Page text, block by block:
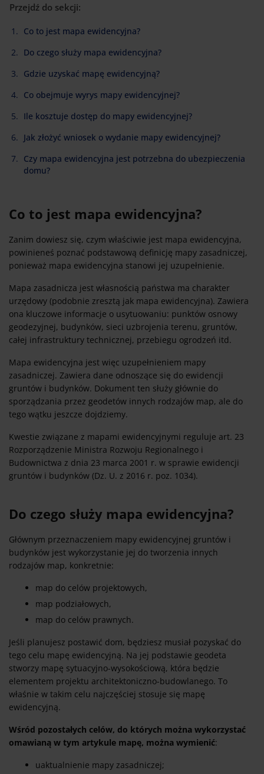
Przejdź do sekcji:
Co to jest mapa ewidencyjna?
Do czego służy mapa ewidencyjna?
Gdzie uzyskać mapę ewidencyjną?
Co obejmuje wyrys mapy ewidencyjnej?
Ile kosztuje dostęp do mapy ewidencyjnej?
Jak złożyć wniosek o wydanie mapy ewidencyjnej?
Czy mapa ewidencyjna jest potrzebna do ubezpieczenia
domu?
Co to jest mapa ewidencyjna?
Zanim dowiesz się, czym właściwie jest mapa ewidencyjna,
powinieneś poznać podstawową definicję mapy zasadniczej,
ponieważ mapa ewidencyjna stanowi jej uzupełnienie.
Mapa zasadnicza jest własnością państwa ma charakter
urzędowy (podobnie zresztą jak mapa ewidencyjna). Zawiera
ona kluczowe informacje o usytuowaniu: punktów osnowy
geodezyjnej, budynków, sieci uzbrojenia terenu, gruntów,
całej infrastruktury technicznej, przebiegu ogrodzeń itd.
Mapa ewidencyjna jest więc uzupełnieniem mapy
zasadniczej. Zawiera dane odnoszące się do ewidencji
gruntów i budynków. Dokument ten służy głównie do
sporządzania przez geodetów innych rodzajów map, ale do
tego wątku jeszcze dojdziemy.
Kwestie związane z mapami ewidencyjnymi reguluje art. 23
Rozporządzenie Ministra Rozwoju Regionalnego i
Budownictwa z dnia 23 marca 2001 r. w sprawie ewidencji
gruntów i budynków (Dz. U. z 2016 r. poz. 1034).
Do czego służy mapa ewidencyjna?
Głównym przeznaczeniem mapy ewidencyjnej gruntów i
budynków jest wykorzystanie jej do tworzenia innych
rodzajów map, konkretnie:
map do celów projektowych,
map podziałowych,
map do celów prawnych.
Jeśli planujesz postawić dom, będziesz musiał pozyskać do
tego celu mapę ewidencyjną. Na jej podstawie geodeta
stworzy mapę sytuacyjno-wysokościową, która będzie
elementem projektu architektoniczno-budowlanego. To
właśnie w takim celu najczęściej stosuje się mapę
ewidencyjną.
Wśród pozostałych celów, do których można wykorzystać
omawianą w tym artykule mapę, można wymienić:
uaktualnienie mapy zasadniczej;